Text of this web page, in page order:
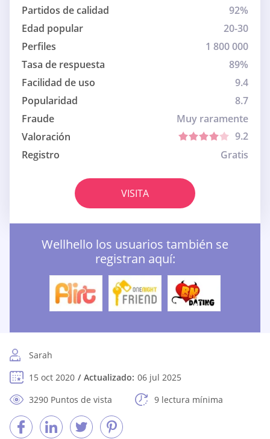
Partidos de calidad
92%
Edad popular
20-30
Perfiles
1 800 000
Tasa de respuesta
89%
Facilidad de uso
9.4
Popularidad
8.7
Fraude
Muy raramente
Valoración
9.2
Registro
Gratis
VISITA
Wellhello los usuarios también se
registran aquí:
Sarah
15 oct 2020
Actualizado: 06 jul 2025
3290 Puntos de vista
9 lectura mínima